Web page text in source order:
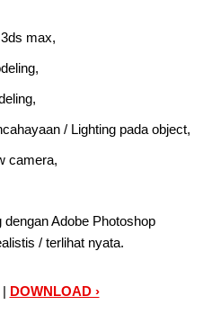
max,
/ Lighting pada object,
camera,
Adobe Photoshop
/ terlihat nyata.
| DOWNLOAD ›